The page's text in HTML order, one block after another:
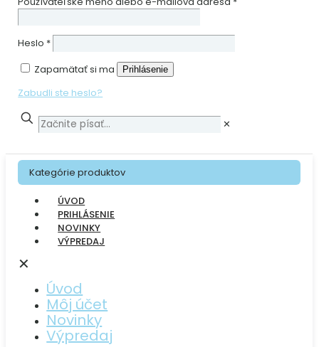
Heslo *
Zapamätať si ma
Prihlásenie
Zabudli ste heslo?
✕
Kategórie produktov
ÚVOD
PRIHLÁSENIE
NOVINKY
VÝPREDAJ
✕
Úvod
Môj účet
Novinky
Výpredaj